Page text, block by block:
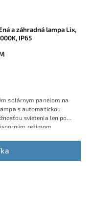
a záhradná lampa Lix,
IP65
solárnym panelom na
s automatickou
svietenia len po
režimom